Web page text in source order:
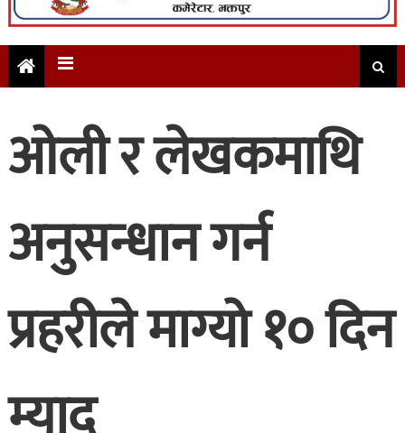
ओली र लेखकमाथि
अनुसन्धान गर्न
प्रहरीले माग्यो १० दिन